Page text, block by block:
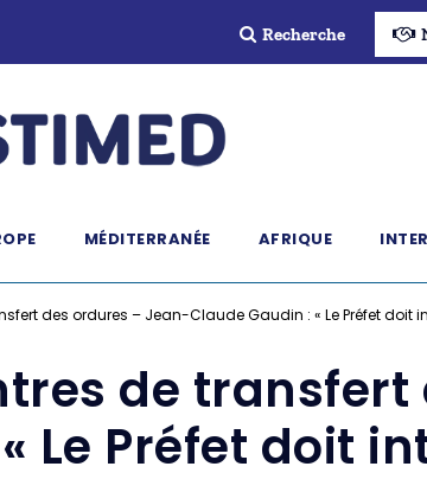
Recherche
MÉDITERRANÉE AFRIQUE
des ordures – Jean-Claude Gaudin : « Le Préfet doit
de transfert
Le Préfet doit